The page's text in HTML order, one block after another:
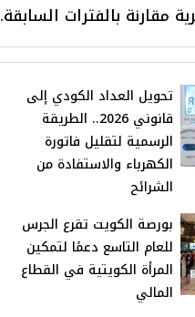
مقارنة بالفترات السابقة.
تحويل العداد الكودي إلى
قانوني 2026.. الطريقة
الرسمية لتقليل فاتورة
الكهرباء والاستفادة من
الشرائح
بورصة الكويت تقرع الجرس
للعام التاسع دعمًا لتمكين
المرأة الكويتية في القطاع
المالي